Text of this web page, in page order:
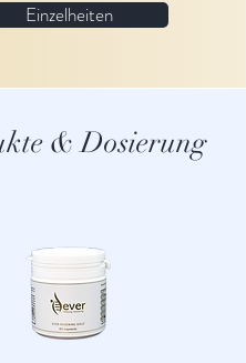
Einzelheiten
& Dosierung